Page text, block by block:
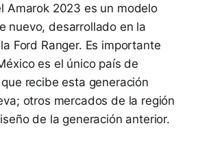
Amarok 2023 es un modelo
nuevo, desarrollado en la
Ford Ranger. Es importante
es el único país de
recibe esta generación
otros mercados de la región
de la generación anterior.